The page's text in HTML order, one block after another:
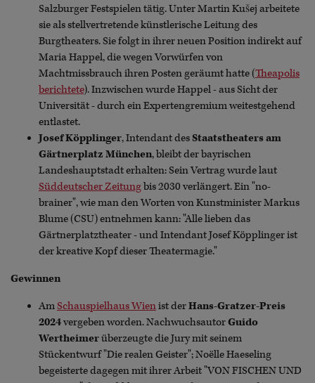
Salzburger Festspielen tätig. Unter Martin Kušej arbeitete
sie als stellvertretende künstlerische Leitung des
Burgtheaters. Sie folgt in ihrer neuen Position indirekt auf
Maria Happel, die wegen Vorwürfen von
Machtmissbrauch ihren Posten geräumt hatte (Theapolis
berichtete). Inzwischen wurde Happel - aus Sicht der
Universität - durch ein Expertengremium weitestgehend
entlastet.
Josef Köpplinger, Intendant desStaatstheaters am
Gärtnerplatz München, bleibt der bayrischen
Landeshauptstadt erhalten: Sein Vertrag wurde laut
Süddeutscher Zeitungbis 2030 verlängert. Ein "no-
brainer", wie man den Worten von Kunstminister Markus
Blume (CSU) entnehmen kann: "Alle lieben das
Gärtnerplatztheater - und Intendant Josef Köpplinger ist
der kreative Kopf dieser Theatermagie."
Gewinnen
AmSchauspielhaus Wienist derHans-Gratzer-Preis
2024vergeben worden. NachwuchsautorGuido
Wertheimerüberzeugte die Jury mit seinem
Stückentwurf "Die realen Geister"; Noëlle Haeseling
begeisterte dagegen mit ihrer Arbeit "VON FISCHEN UND